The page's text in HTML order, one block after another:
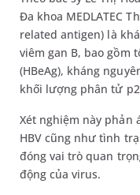
Đa khoa MEDLATEC
related antigen) là
viêm gan B, bao gồm
(HBeAg), kháng
khối lượng phân tử
Xét nghiệm này phản
HBV cũng như tình
đóng vai trò quan
động của virus.